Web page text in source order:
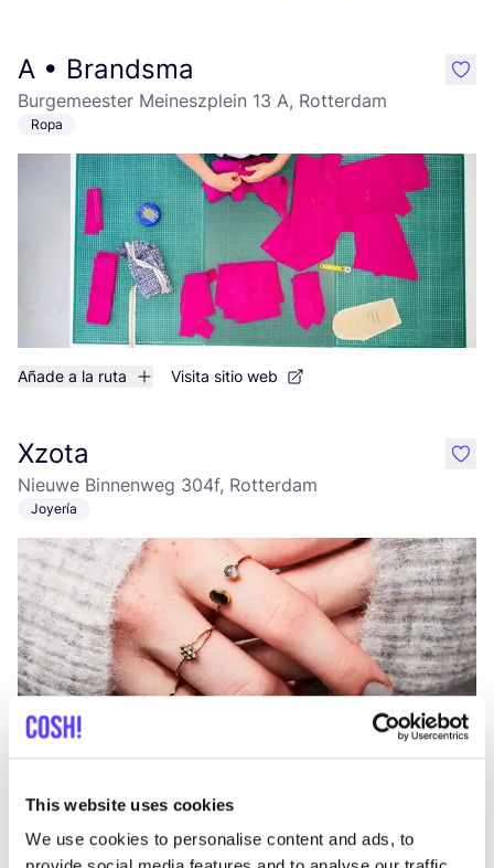
This website uses cookies
We use cookies to personalise content and ads, to
A • Brandsma
Burgemeester Meineszplein 13 A, Rotterdam
Ropa
Añade a la ruta Visita sitio web
like
Xzota
Nieuwe Binnenweg 304f, Rotterdam
Joyería
Añade a la ruta Visita sitio web
like
OSKA Rotterdam